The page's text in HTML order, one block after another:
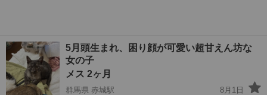
5月頭生まれ、困り顔が可愛い超甘えん坊な
女の子
メス 2ヶ月
群馬県 赤城駅
8月1日